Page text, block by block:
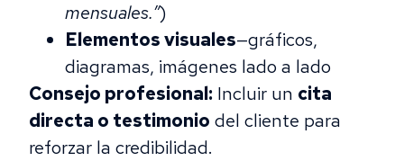
mensuales.”)
Elementos visuales—gráficos,
diagramas, imágenes lado a lado
Consejo profesional: Incluir un cita
directa o testimonio del cliente para
reforzar la credibilidad.